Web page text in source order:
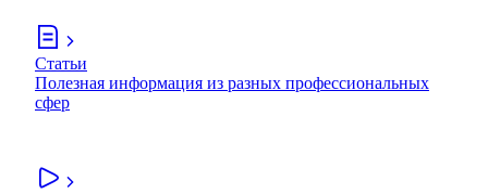
Статьи
Полезная информация из разных профессиональных
сфер